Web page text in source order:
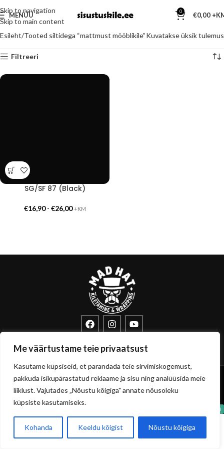
Me väärtustame teie privaatsust
Kasutame küpsiseid, et parandada teie sirvimiskogemust,
pakkuda isikupärastatud reklaame ja sisu ning analüüsida meie
liiklust. Vajutades „Nõustu kõigiga" annate nõusoleku
küpsiste kasutamiseks.
Kohanda Keeldu kõigist Nõustu kõigiga
Skip to navigation
Skip to main content
MENÜÜ 0 €0,00
Esileht Tooted siltidega “mattmust mööblikile”Kuvatakse üksik tulemus
Filtreeri
SG/SF 87 (Black)
€16,90- €26,00 +KM
Pärnu mnt 160E, 11317 Tallinn
Copyrightsisustuskile.ee© 2026
Privaatsuspoliitika
Müügitingimused
0